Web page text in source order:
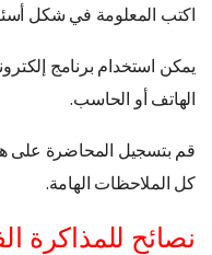
اكتب المعلومة في شكل
يمكن استخدام برنامج
الهاتف أو الحاسب.
قم بتسجيل المحاضرة على
كل الملاحظات الهامة.
نصائح للمذاكرة